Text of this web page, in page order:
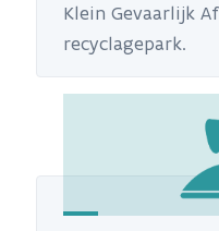
Klein Gevaarlijk
recyclagepark.